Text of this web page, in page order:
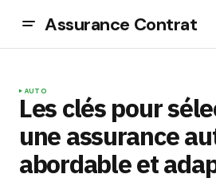
Assurance Contrat
AUTO
Les clés pour
une assurance
abordable et